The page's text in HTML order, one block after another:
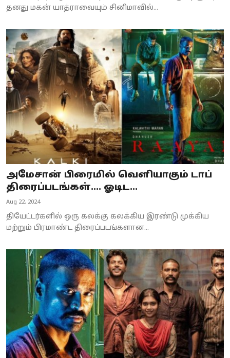
தனது மகன் யாத்ராவையும் சினிமாவில்...
அமேசான் பிரைமில் வெளியாகும் டாப்
திரைப்படங்கள்.... ஓடிட...
Aug 22, 2024
தியேட்டர்களில் ஒரு கலக்கு கலக்கிய இரண்டு முக்கிய
மற்றும் பிரமாண்ட திரைப்படங்களான...